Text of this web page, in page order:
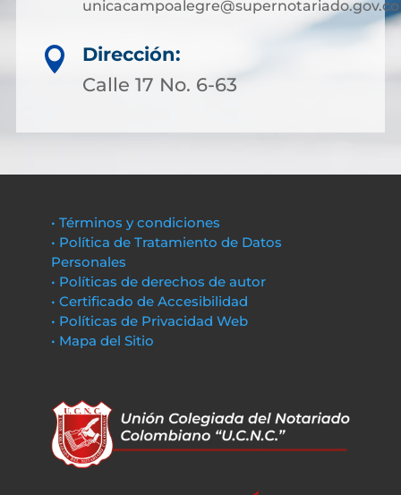
unicacampoalegre@supernotariado.gov.co

Dirección:
Calle 17 No. 6-63
• Términos y condiciones
• Política de Tratamiento de Datos
Personales
• Políticas de derechos de autor
• Certificado de Accesibilidad
• Políticas de Privacidad Web
• Mapa del Sitio